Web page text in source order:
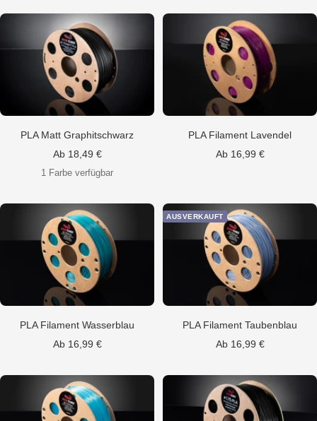
PLA Matt Graphitschwarz
Angebotspreis
Ab 18,49 €
1 Farbe verfügbar
PLA Filament Lavendel
Angebotspreis
Ab 16,99 €
PLA Filament Wasserblau
Angebotspreis
Ab 16,99 €
AUSVERKAUFT
PLA Filament Taubenblau
Angebotspreis
Ab 16,99 €